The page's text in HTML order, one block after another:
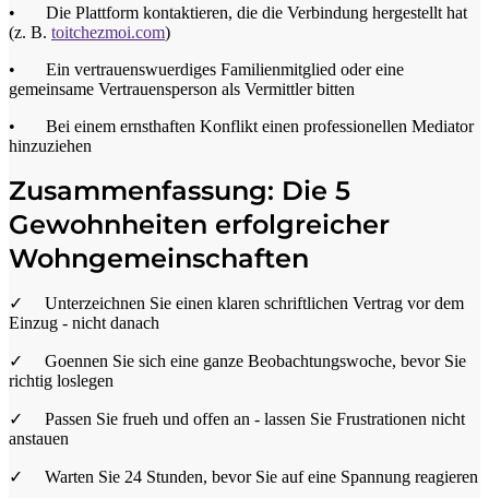
• Die Plattform kontaktieren, die die Verbindung hergestellt hat
(z. B. toitchezmoi.com)
• Ein vertrauenswuerdiges Familienmitglied oder eine
gemeinsame Vertrauensperson als Vermittler bitten
• Bei einem ernsthaften Konflikt einen professionellen Mediator
hinzuziehen
Zusammenfassung: Die 5
Gewohnheiten erfolgreicher
Wohngemeinschaften
✓ Unterzeichnen Sie einen klaren schriftlichen Vertrag vor dem
Einzug - nicht danach
✓ Goennen Sie sich eine ganze Beobachtungswoche, bevor Sie
richtig loslegen
✓ Passen Sie frueh und offen an - lassen Sie Frustrationen nicht
anstauen
✓ Warten Sie 24 Stunden, bevor Sie auf eine Spannung reagieren